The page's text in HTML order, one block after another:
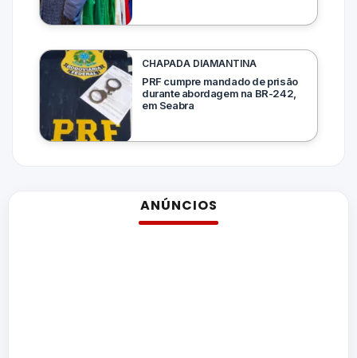
CHAPADA DIAMANTINA
PRF cumpre mandado de prisão
durante abordagem na BR-242,
em Seabra
ANÚNCIOS